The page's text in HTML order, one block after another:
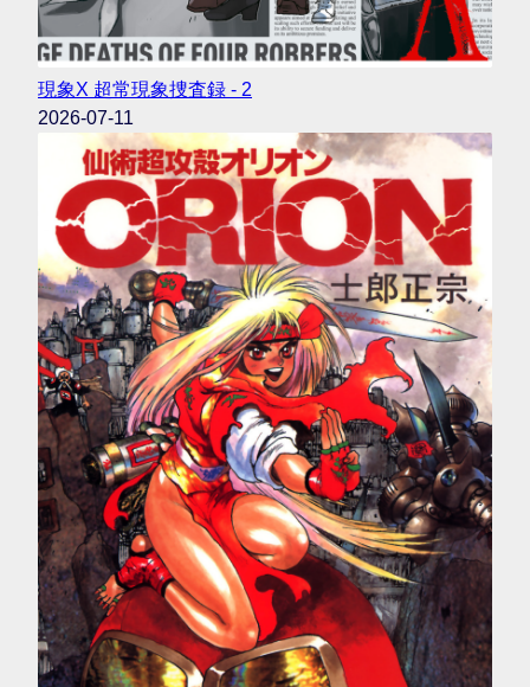
現象X 超常現象捜査録 - 2
2026-07-11